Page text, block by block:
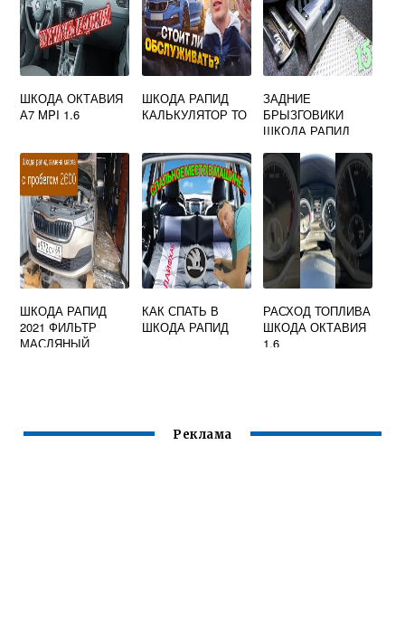
ШКОДА ОКТАВИЯ
А7 MPI 1.6
ШКОДА РАПИД
КАЛЬКУЛЯТОР ТО
ЗАДНИЕ
БРЫЗГОВИКИ
ШКОДА РАПИД
ШКОДА РАПИД
2021 ФИЛЬТР
МАСЛЯНЫЙ
КАК СПАТЬ В
ШКОДА РАПИД
РАСХОД ТОПЛИВА
ШКОДА ОКТАВИЯ
1.6
Реклама